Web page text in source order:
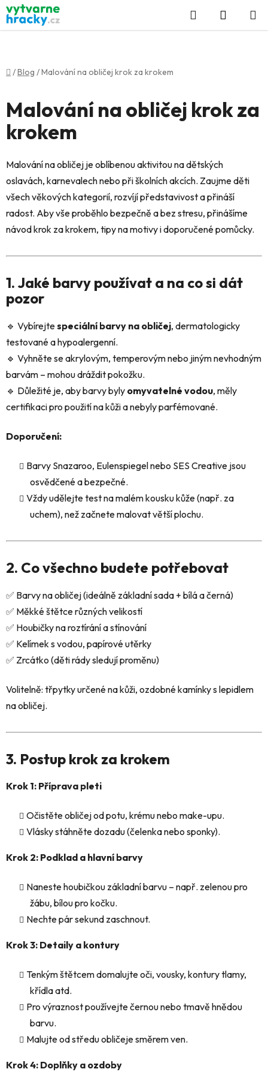
Přejít
na
obsah
Hledat
KOŠÍK
Domů
/Blog /Malování na obličej krok za krokem
Malování na obličej krok za
krokem
Malování na obličej je oblíbenou aktivitou na dětských
oslavách, karnevalech nebo při školních akcích. Zaujme děti
všech věkových kategorií, rozvíjí představivost a přináší
radost. Aby vše proběhlo bezpečně a bez stresu, přinášíme
návod krok za krokem, tipy na motivy i doporučené pomůcky.
1. Jaké barvy používat a na co si dát
pozor
🔹 Vybírejtespeciální barvy na obličej, dermatologicky
testované a hypoalergenní.
🔹 Vyhněte se akrylovým, temperovým nebo jiným nevhodným
barvám – mohou dráždit pokožku.
🔹 Důležité je, aby barvy byly omyvatelné vodou, měly
certifikaci pro použití na kůži a nebyly parfémované.
Doporučení:
Barvy Snazaroo, Eulenspiegel nebo SES Creative jsou
osvědčené a bezpečné.
Vždy udělejte test na malém kousku kůže (např. za
uchem), než začnete malovat větší plochu.
2. Co všechno budete potřebovat
✅ Barvy na obličej (ideálně základní sada + bílá a černá)
✅ Měkké štětce různých velikostí
✅ Houbičky na roztírání a stínování
✅ Kelímek s vodou, papírové utěrky
✅ Zrcátko (děti rády sledují proměnu)
Volitelně: třpytky určené na kůži, ozdobné kamínky s lepidlem
na obličej.
3. Postup krok za krokem
Krok 1: Příprava pleti
Očistěte obličej od potu, krému nebo make-upu.
Vlásky stáhněte dozadu (čelenka nebo sponky).
Krok 2: Podklad a hlavní barvy
Naneste houbičkou základní barvu – např. zelenou pro
žábu, bílou pro kočku.
Nechte pár sekund zaschnout.
Krok 3: Detaily a kontury
Tenkým štětcem domalujte oči, vousky, kontury tlamy,
křídla atd.
Pro výraznost používejte černou nebo tmavě hnědou
barvu.
Malujte od středu obličeje směrem ven.
Krok 4: Doplňky a ozdoby